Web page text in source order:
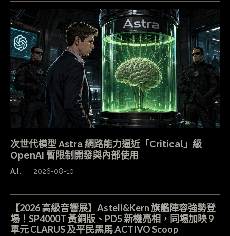
次世代模型 Astra 網路能力逼近「Critical」級
OpenAI 暫限制開發與內部使用
A.I. 2026-08-10
【2026 高級音響展】Astell&Kern 旗艦陣容強勢登
場！SP4000T 黃銅版、PD5 新機亮相，同場加映 9
單元 CLARUS 及平民黑馬 ACTIVO Scoop